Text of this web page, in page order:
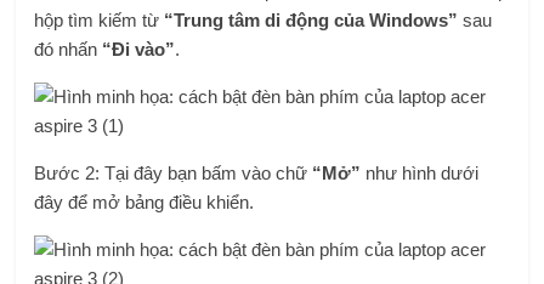
hộp tìm kiếm từ “Trung tâm di động của Windows” sau
đó nhấn “Đi vào”.
Bước 2: Tại đây bạn bấm vào chữ “Mở” như hình dưới
đây để mở bảng điều khiển.